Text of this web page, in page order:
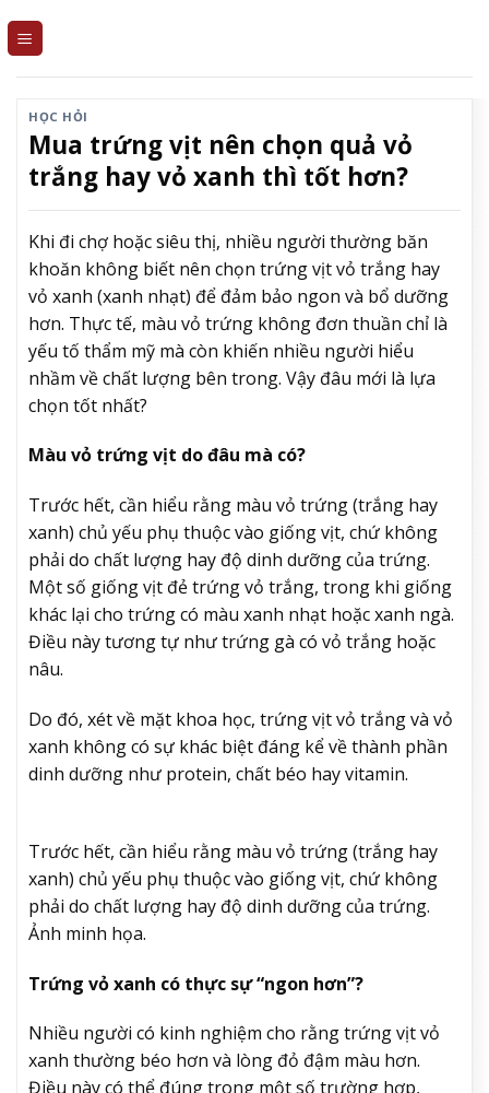
HỌC HỎI
Mua trứng vịt nên chọn quả vỏ
trắng hay vỏ xanh thì tốt hơn?
Khi đi chợ hoặc siêu thị, nhiều người thường băn
khoăn không biết nên chọn trứng vịt vỏ trắng hay
vỏ xanh (xanh nhạt) để đảm bảo ngon và bổ dưỡng
hơn. Thực tế, màu vỏ trứng không đơn thuần chỉ là
yếu tố thẩm mỹ mà còn khiến nhiều người hiểu
nhầm về chất lượng bên trong. Vậy đâu mới là lựa
chọn tốt nhất?
Màu vỏ trứng vịt do đâu mà có?
Trước hết, cần hiểu rằng màu vỏ trứng (trắng hay
xanh) chủ yếu phụ thuộc vào giống vịt, chứ không
phải do chất lượng hay độ dinh dưỡng của trứng.
Một số giống vịt đẻ trứng vỏ trắng, trong khi giống
khác lại cho trứng có màu xanh nhạt hoặc xanh ngà.
Điều này tương tự như trứng gà có vỏ trắng hoặc
nâu.
Do đó, xét về mặt khoa học, trứng vịt vỏ trắng và vỏ
xanh không có sự khác biệt đáng kể về thành phần
dinh dưỡng như protein, chất béo hay vitamin.
Trước hết, cần hiểu rằng màu vỏ trứng (trắng hay
xanh) chủ yếu phụ thuộc vào giống vịt, chứ không
phải do chất lượng hay độ dinh dưỡng của trứng.
Ảnh minh họa.
Trứng vỏ xanh có thực sự “ngon hơn”?
Nhiều người có kinh nghiệm cho rằng trứng vịt vỏ
xanh thường béo hơn và lòng đỏ đậm màu hơn.
Điều này có thể đúng trong một số trường hợp,